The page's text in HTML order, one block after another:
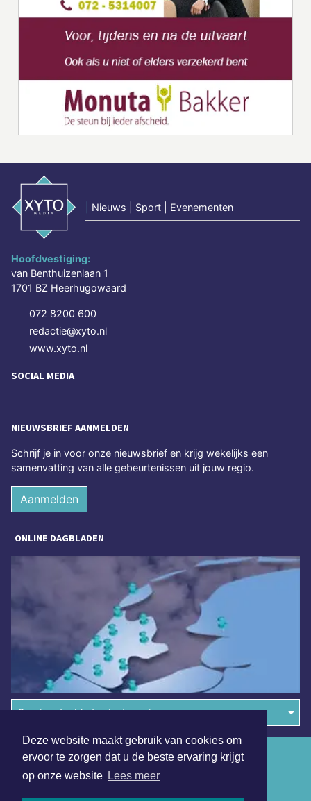
Deze website maakt gebruik van cookies om
ervoor te zorgen dat u de beste ervaring krijgt
op onze website Lees meer
Nieuws | Sport | Evenementen
Hoofdvestiging:
van Benthuizenlaan 1
1701 BZ Heerhugowaard
072 8200 600
redactie@xyto.nl
www.xyto.nl
SOCIAL MEDIA
NIEUWSBRIEF AANMELDEN
Schrijf je in voor onze nieuwsbrief en krijg wekelijks een
samenvatting van alle gebeurtenissen uit jouw regio.
Aanmelden
ONLINE DAGBLADEN
Overige dagbladen in de regio
Algemene voorwaarden
Disclaimer